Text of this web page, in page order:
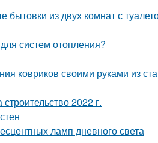
из двух комнат с
систем отопления?
ковриков своими руками из
2022 г.
ламп дневного света